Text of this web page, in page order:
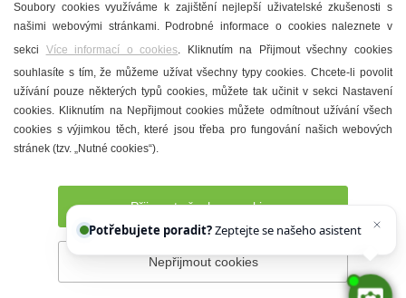
Mandloně
Ubytování
Restaurace
Městské muzeum a galerie
Denní meníčka
Prohlášení o přístupnosti Správce webu
Soubory cookies využíváme k zajištění nejlepší uživatelské zkušenosti s
našimi webovými stránkami. Podrobné informace o cookies naleznete v
sekci Více informací o cookies. Kliknutím na Přijmout všechny cookies
souhlasíte s tím, že můžeme užívat všechny typy cookies. Chcete-li povolit
užívání pouze některých typů cookies, můžete tak učinit v sekci Nastavení
cookies. Kliknutím na Nepřijmout cookies můžete odmítnout užívání všech
cookies s výjimkou těch, které jsou třeba pro fungování našich webových
stránek (tzv. „Nutné cookies“).
Přijmout všechny cookies
Nepřijmout cookies
Potřebujete poradit?
Chetty